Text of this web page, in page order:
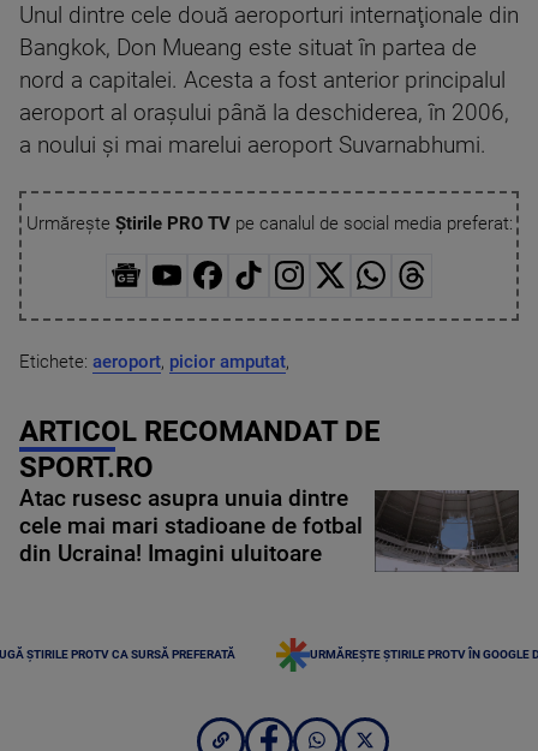
Unul dintre cele două aeroporturi internaţionale din
Bangkok, Don Mueang este situat în partea de
nord a capitalei. Acesta a fost anterior principalul
aeroport al oraşului până la deschiderea, în 2006,
a noului şi mai marelui aeroport Suvarnabhumi.
Urmărește Știrile PRO TVpe canalul de social media preferat:
Etichete: aeroport, picior amputat,
ARTICOL RECOMANDAT DE
SPORT.RO
Atac rusesc asupra unuia dintre
cele mai mari stadioane de fotbal
din Ucraina! Imagini uluitoare
ȘTIRILE PROTV CA SURSĂ PREFERATĂ URMĂREȘTE ȘTIRILE PROTV ÎN GOOGLE